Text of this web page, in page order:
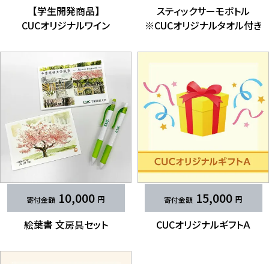
【学生開発商品】
CUCオリジナルワイン
スティックサーモボトル
※CUCオリジナルタオル付き
10,000
絵葉書 文房具セット
15,000
CUCオリジナルギフトＡ